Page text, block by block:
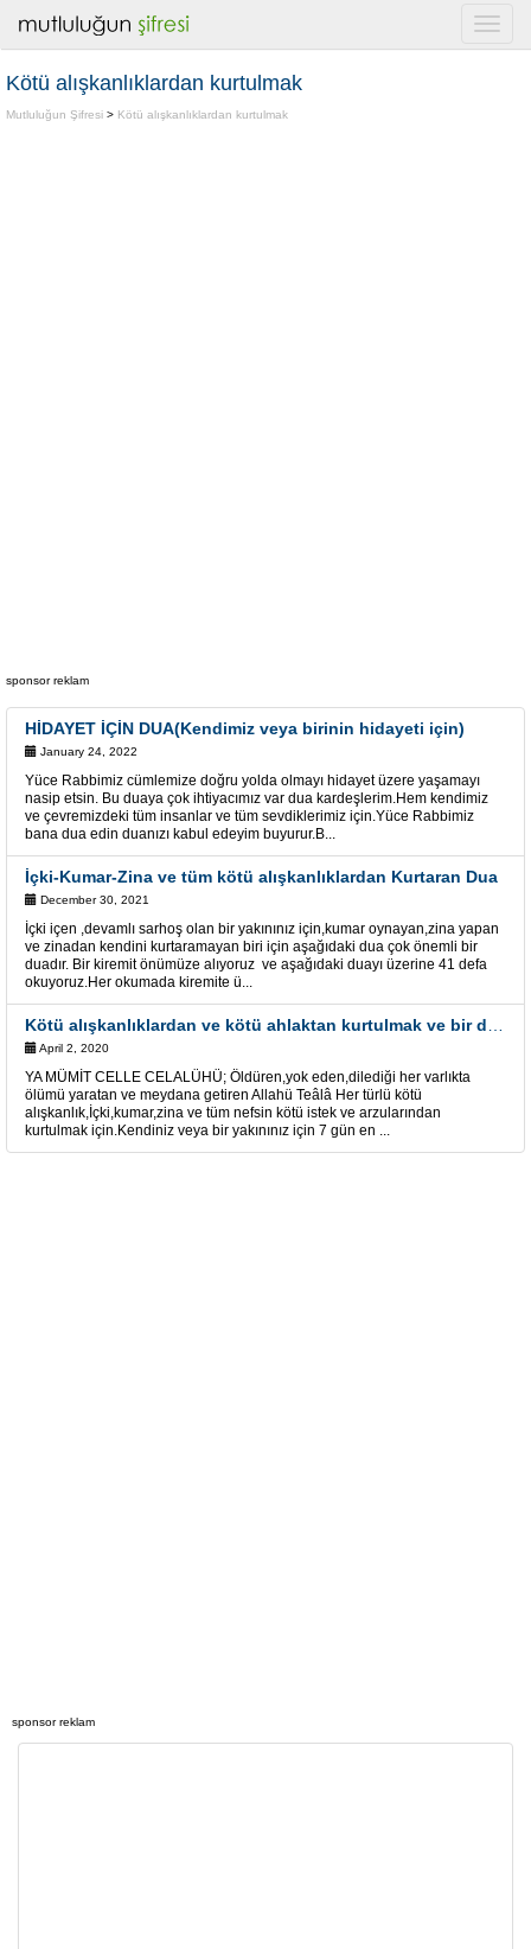
Kötü alışkanlıklardan kurtulmak
Mutluluğun Şifresi > Kötü alışkanlıklardan kurtulmak
sponsor reklam
HİDAYET İÇİN DUA(Kendimiz veya birinin hidayeti için)
January 24, 2022
Yüce Rabbimiz cümlemize doğru yolda olmayı hidayet üzere yaşamayı
nasip etsin. Bu duaya çok ihtiyacımız var dua kardeşlerim.Hem kendimiz
ve çevremizdeki tüm insanlar ve tüm sevdiklerimiz için.Yüce Rabbimiz
bana dua edin duanızı kabul edeyim buyurur.B...
İçki-Kumar-Zina ve tüm kötü alışkanlıklardan Kurtaran Dua
December 30, 2021
İçki içen ,devamlı sarhoş olan bir yakınınız için,kumar oynayan,zina yapan
ve zinadan kendini kurtaramayan biri için aşağıdaki dua çok önemli bir
duadır. Bir kiremit önümüze alıyoruz ve aşağıdaki duayı üzerine 41 defa
okuyoruz.Her okumada kiremite ü...
April 2, 2020
YA MÜMİT CELLE CELALÜHÜ; Öldüren,yok eden,dilediği her varlıkta
ölümü yaratan ve meydana getiren Allahü Teâlâ Her türlü kötü
alışkanlık,İçki,kumar,zina ve tüm nefsin kötü istek ve arzularından
kurtulmak için.Kendiniz veya bir yakınınız için 7 gün en ...
sponsor reklam